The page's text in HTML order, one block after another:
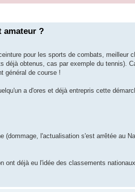
amateur ?
pour les sports de combats, meilleur
obtenus, cas par exemple du tennis).
général de course !
a d'ores et déjà entrepris cette
(dommage, l'actualisation s'est arrêtée au
ont déjà eu l'idée des classements